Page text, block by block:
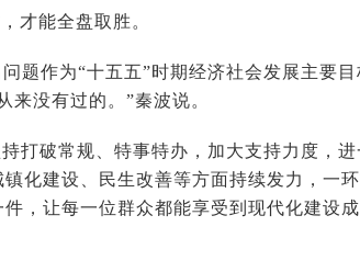
才能全盘取胜。
题作为“十五五”时期经济社会发展主要
来没有过的。”秦波说。
打破常规、特事特办，加大支持力度，
化建设、民生改善等方面持续发力，一
，让每一位群众都能享受到现代化建设